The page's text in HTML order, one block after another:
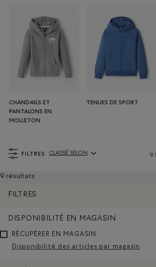
CHANDAILS ET
PANTALONS EN
MOLLETON
TENUES DE SPORT
FILTRES
ClassÃ© selon Articles:
CLASSÉ SELON 9
9 résultats
FILTRES
DISPONIBILITÉ EN MAGASIN
RÉCUPÉRER EN MAGASIN
Disponibilité des articles par magasin